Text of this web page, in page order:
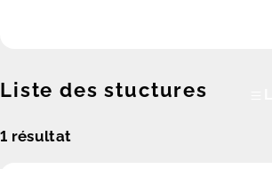
Liste des stuctures
1 résultat